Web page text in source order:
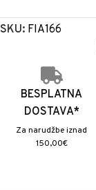
SKU: FIA166
BESPLATNA
DOSTAVA*
Za narudžbe iznad
150,00€